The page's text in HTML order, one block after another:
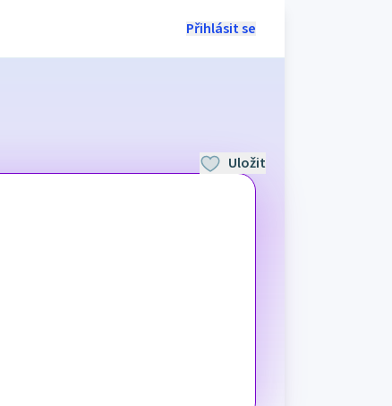
Přihlásit se
Uložit